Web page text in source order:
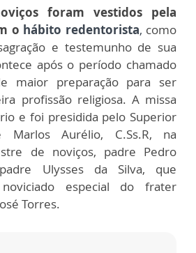
foram vestidos pela
o hábito redentorista, como
e testemunho de sua
após o período chamado
maior preparação para ser
profissão religiosa. A missa
e foi presidida pelo Superior
Marlos Aurélio, C.Ss.R, na
de noviços, padre Pedro
Ulysses da Silva, que
especial do frater
Torres.